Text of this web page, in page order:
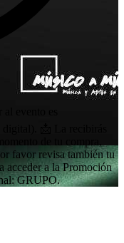
favor revisa también tu
acceder a la Promoción
GRUPO.